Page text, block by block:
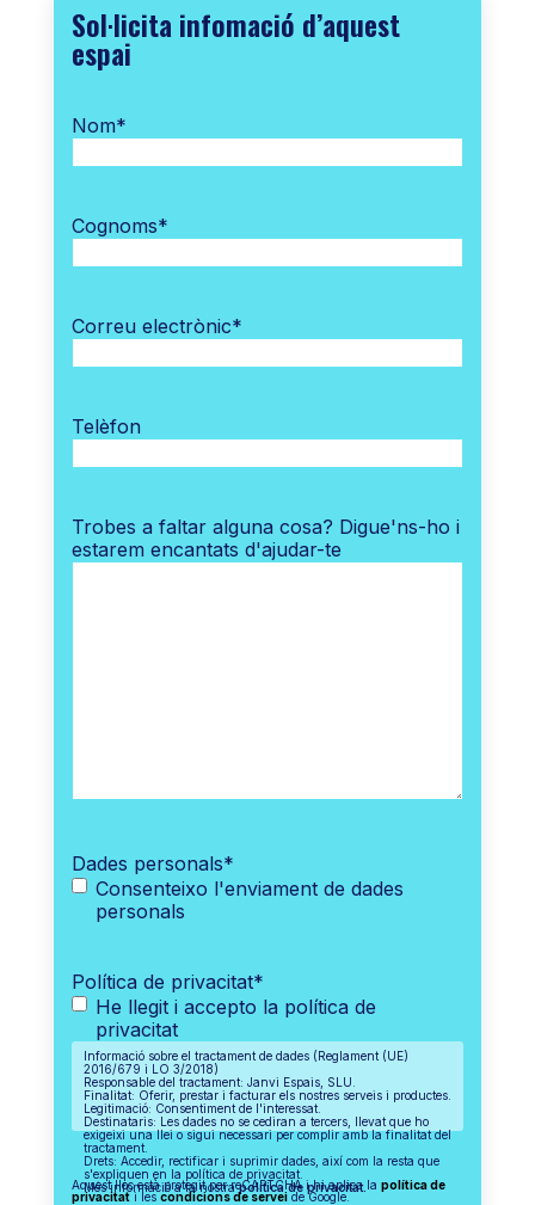
Sol·licita infomació d’aquest
espai
Nom*
Cognoms*
Correu electrònic*
Telèfon
Trobes a faltar alguna cosa? Digue'ns-ho i
estarem encantats d'ajudar-te
Dades personals*
Consenteixo l'enviament de dades
personals
Política de privacitat*
He llegit i accepto la política de
privacitat
Informació sobre el tractament de dades (Reglament (UE)
2016/679 i LO 3/2018)
Responsable del tractament: Janvi Espais, SLU.
Finalitat: Oferir, prestar i facturar els nostres serveis i productes.
Legitimació: Consentiment de l'interessat.
Destinataris: Les dades no se cediran a tercers, llevat que ho
exigeixi una llei o sigui necessari per complir amb la finalitat del
tractament.
Drets: Accedir, rectificar i suprimir dades, així com la resta que
s'expliquen en la política de privacitat.
Més informació a la nostrapolítica de privacitat.
Aquest lloc està protegit per reCAPTCHA i hi aplica la política de
privacitati lescondicions de serveide Google.